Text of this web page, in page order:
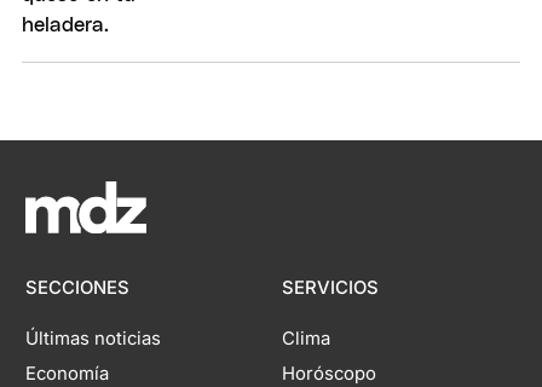
SECCIONES
Últimas noticias
Economía
SERVICIOS
Clima
Horóscopo